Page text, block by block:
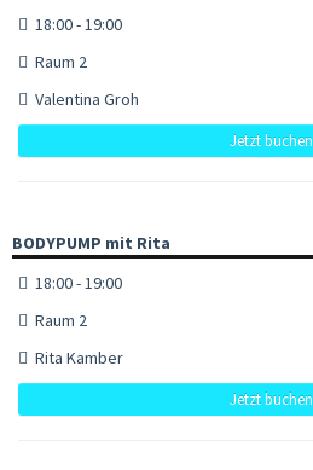
18:00 - 19:00
Raum 2
Valentina Groh
Jetzt buchen
BODYPUMP mit Rita
18:00 - 19:00
Raum 2
Rita Kamber
Jetzt buchen